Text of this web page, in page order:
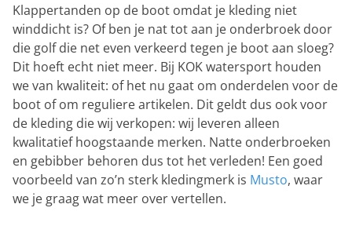
Klappertanden op de boot omdat je kleding niet
winddicht is? Of ben je nat tot aan je onderbroek door
die golf die net even verkeerd tegen je boot aan sloeg?
Dit hoeft echt niet meer. Bij KOK watersport houden
we van kwaliteit: of het nu gaat om onderdelen voor de
boot of om reguliere artikelen. Dit geldt dus ook voor
de kleding die wij verkopen: wij leveren alleen
kwalitatief hoogstaande merken. Natte onderbroeken
en gebibber behoren dus tot het verleden! Een goed
voorbeeld van zo’n sterk kledingmerk is Musto, waar
we je graag wat meer over vertellen.